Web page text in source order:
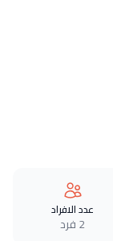
عدد الافراد
2 فرد